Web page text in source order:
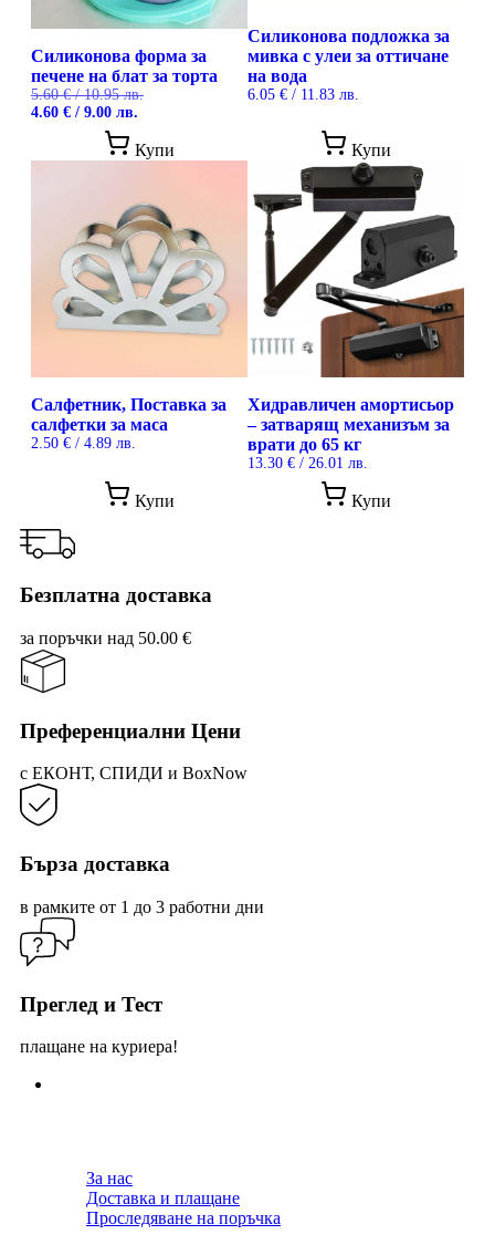
Силиконова форма за
печене на блат за торта
5.60€/ 10.95 лв.
Original
5.60 €
4.60 € / 9.00 лв.
е:
4.60 €
9.00 лв..
Купи
Силиконова подложка за
мивка с улеи за оттичане
на вода
6.05 € / 11.83 лв.
Купи
Салфетник, Поставка за
салфетки за маса
2.50 € / 4.89 лв.
Купи
Хидравличен амортисьор
– затварящ механизъм за
врати до 65 кг
13.30 € / 26.01 лв.
Купи
Безплатна доставка
за поръчки над 50.00 €
Преференциални Цени
с ЕКОНТ, СПИДИ и BoxNow
Бърза доставка
в рамките от 1 до 3 работни дни
Преглед и Тест
плащане на куриера!
За нас
Доставка и плащане
Проследяване на поръчка